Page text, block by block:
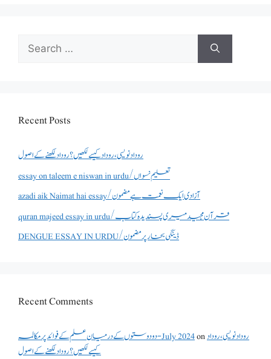
Search
for:
Recent Posts
روداد نویسی ،روداد کیسے لکھیں؟ روداد لکھنے کے اصول
essay on taleem e niswan in urdu/تعلیم نسواں
azadi aik Naimat hai essay/آزادی ایک نعمت ہے مضمون
quran majeed essay in urdu/قرآن مجید میری پسندیدہ کتاب
DENGUE ESSAY IN URDU/ڈینگی بخار پر مضمون
Recent Comments
دو دوستوں کے درمیان علم کے فوائد پر مکالمہ - July 2024onروداد نویسی ،روداد
کیسے لکھیں؟ روداد لکھنے کے اصول